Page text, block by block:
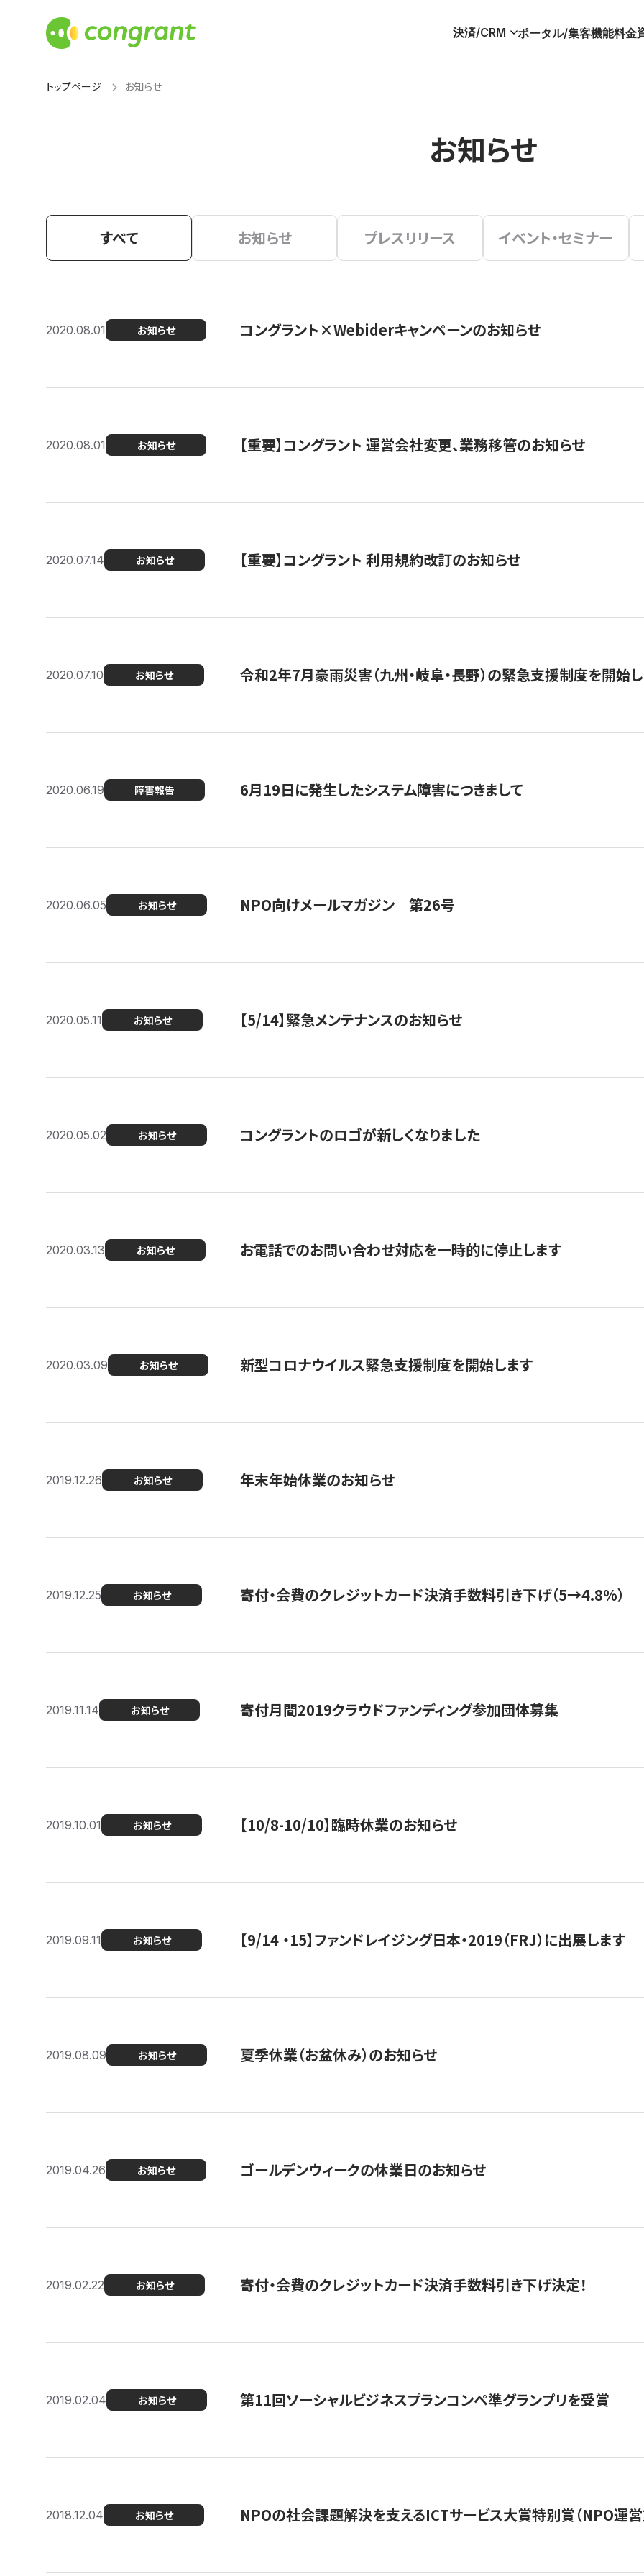
決済/CRM ポータル/集客機能料金
トップページ お知らせ
お知らせ
すべて お知らせ プレスリリース イベント・セミナー
2020.08.01 お知らせ コングラント×Webiderキャンペーンのお知らせ
2020.08.01 お知らせ 【重要】コングラント 運営会社変更、業務移管のお知らせ
2020.07.14 お知らせ 【重要】コングラント 利用規約改訂のお知らせ
2020.07.10 お知らせ 令和2年7月豪雨災害（九州・岐阜・長野）の緊急支援制度を開始
2020.06.19 障害報告 6月19日に発生したシステム障害につきまして
2020.06.05 お知らせ NPO向けメールマガジン 第26号
2020.05.11 お知らせ 【5/14】緊急メンテナンスのお知らせ
2020.05.02 お知らせ コングラントのロゴが新しくなりました
2020.03.13 お知らせ お電話でのお問い合わせ対応を一時的に停止します
2020.03.09 お知らせ 新型コロナウイルス緊急支援制度を開始します
2019.12.26 お知らせ 年末年始休業のお知らせ
2019.12.25 お知らせ 寄付・会費のクレジットカード決済手数料引き下げ（5→4.8%）
2019.11.14 お知らせ 寄付月間2019クラウドファンディング参加団体募集
2019.10.01 お知らせ 【10/8-10/10】臨時休業のお知らせ
2019.09.11 お知らせ 【9/14 ・15】ファンドレイジング日本・2019（FRJ）に出展します
2019.08.09 お知らせ 夏季休業（お盆休み）のお知らせ
2019.04.26 お知らせ ゴールデンウィークの休業日のお知らせ
2019.02.22 お知らせ 寄付・会費のクレジットカード決済手数料引き下げ決定！
2019.02.04 お知らせ 第11回ソーシャルビジネスプランコンペ準グランプリを受賞
2018.12.04 お知らせ NPOの社会課題解決を支えるICTサービス大賞特別賞（NPO運